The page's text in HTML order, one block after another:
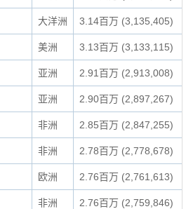
大洋洲 3.14百万 (3,135,405)
美洲 3.13百万 (3,133,115)
亚洲 2.91百万 (2,913,008)
亚洲 2.90百万 (2,897,267)
非洲 2.85百万 (2,847,255)
非洲 2.78百万 (2,778,678)
欧洲 2.76百万 (2,761,613)
非洲 2.76百万 (2,759,846)